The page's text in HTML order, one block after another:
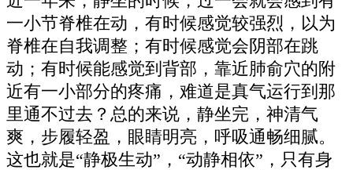
一小节脊椎在动，有时候感觉较强烈，以为
脊椎在自我调整；有时候感觉会阴部在跳
动；有时候能感觉到背部，靠近肺俞穴的附
近有一小部分的疼痛，难道是真气运行到那
里通不过去？总的来说，静坐完，神清气
爽，步履轻盈，眼睛明亮，呼吸通畅细腻。
这也就是“静极生动”，“动静相依”，只有身